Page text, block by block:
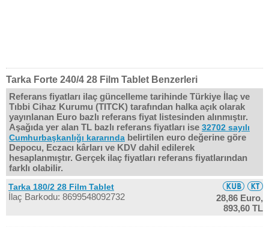
Tarka Forte 240/4 28 Film Tablet Benzerleri
Referans fiyatları ilaç güncelleme tarihinde Türkiye İlaç ve
Tıbbi Cihaz Kurumu (TITCK) tarafından halka açık olarak
yayınlanan Euro bazlı referans fiyat listesinden alınmıştır.
Aşağıda yer alan TL bazlı referans fiyatları ise 32702 sayılı
Cumhurbaşkanlığı kararında belirtilen euro değerine göre
Depocu, Eczacı kârları ve KDV dahil edilerek
hesaplanmıştır. Gerçek ilaç fiyatları referans fiyatlarından
farklı olabilir.
Tarka 180/2 28 Film Tablet
İlaç Barkodu: 8699548092732
28,86 Euro,
893,60 TL